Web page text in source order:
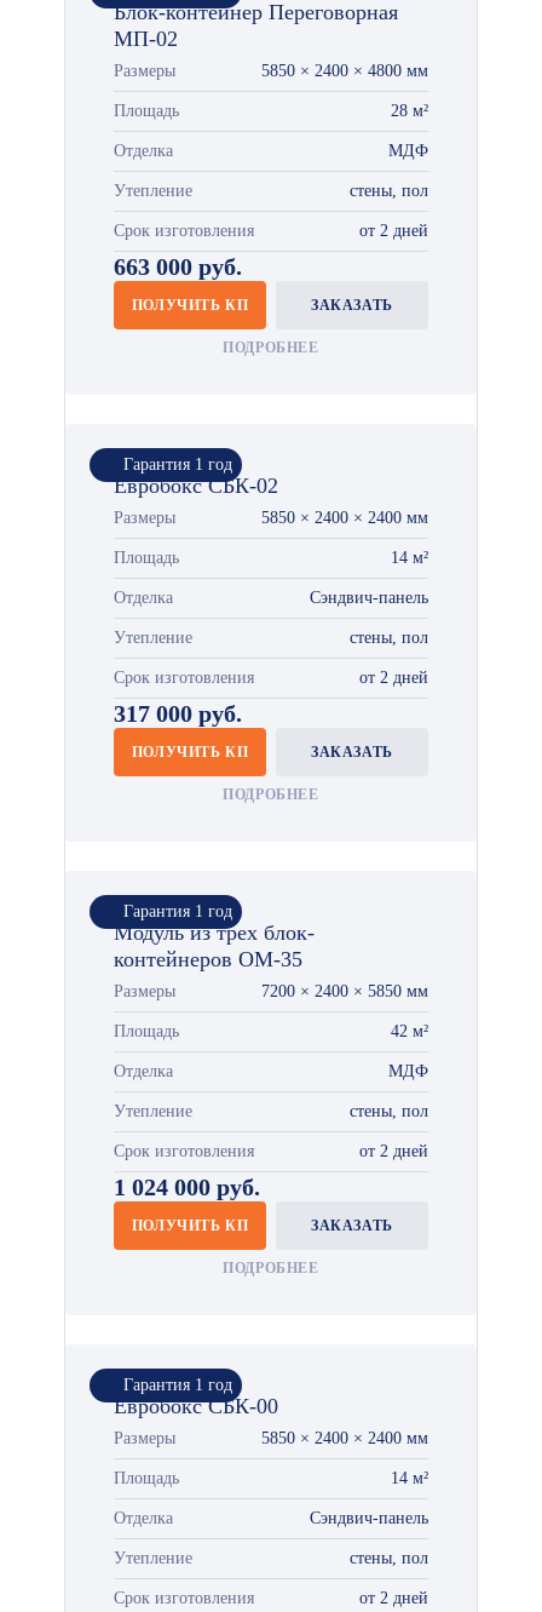
Блок-контейнер Переговорная
МП-02
Размеры 5850 × 2400 × 4800 мм
Площадь 28 м²
Отделка МДФ
Утепление стены, пол
Срок изготовления от 2 дней
663 000 руб.
ПОЛУЧИТЬ КП ЗАКАЗАТЬ
ПОДРОБНЕЕ
Гарантия 1 год
Евробокс СБК-02
Размеры 5850 × 2400 × 2400 мм
Площадь 14 м²
Отделка Сэндвич-панель
Утепление стены, пол
Срок изготовления от 2 дней
317 000 руб.
ПОЛУЧИТЬ КП ЗАКАЗАТЬ
ПОДРОБНЕЕ
Гарантия 1 год
Модуль из трех блок-
контейнеров ОМ-35
Размеры 7200 × 2400 × 5850 мм
Площадь 42 м²
Отделка МДФ
Утепление стены, пол
Срок изготовления от 2 дней
1 024 000 руб.
ПОЛУЧИТЬ КП ЗАКАЗАТЬ
ПОДРОБНЕЕ
Гарантия 1 год
Евробокс СБК-00
Размеры 5850 × 2400 × 2400 мм
Площадь 14 м²
Отделка Сэндвич-панель
Утепление стены, пол
Срок изготовления от 2 дней